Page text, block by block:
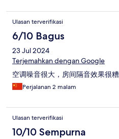
Ulasan terverifikasi
6/10 Bagus
23 Jul 2024
Terjemahkan dengan Google
空调噪音很大，房间隔音效果很糟
Perjalanan 2 malam
Ulasan terverifikasi
10/10 Sempurna